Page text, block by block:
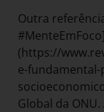
Outra
#MenteEmFoco]
(https://
e-
Global da